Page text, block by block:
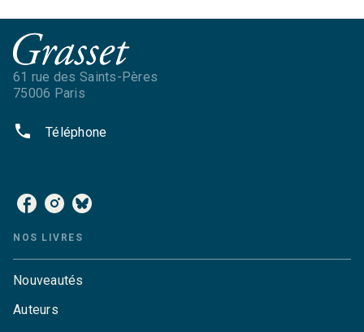
61 rue des Saints-Pères
75006 Paris
phone Téléphone
NOS LIVRES
Nouveautés
Auteurs